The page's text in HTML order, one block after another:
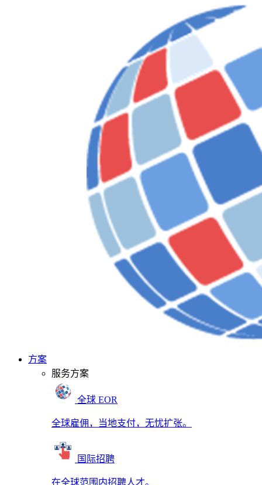
方案
服务方案
全球 EOR
全球雇佣，当地支付，无忧扩张。
国际招聘
在全球范围内招聘人才。